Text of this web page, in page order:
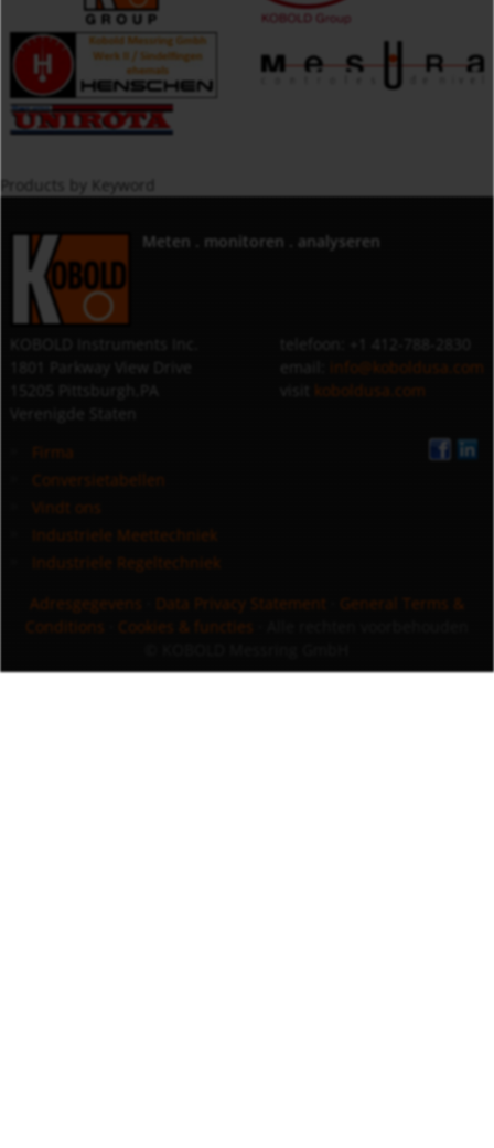
Products by Keyword
Meten . monitoren . analyseren
info@koboldusa.com
koboldusa.com
Firma
Conversietabellen
Vindt ons
Industriele Meettechniek
Industriele Regeltechniek
Adresgegevens
Data Privacy Statement
General Terms &
Conditions
Cookies & functies